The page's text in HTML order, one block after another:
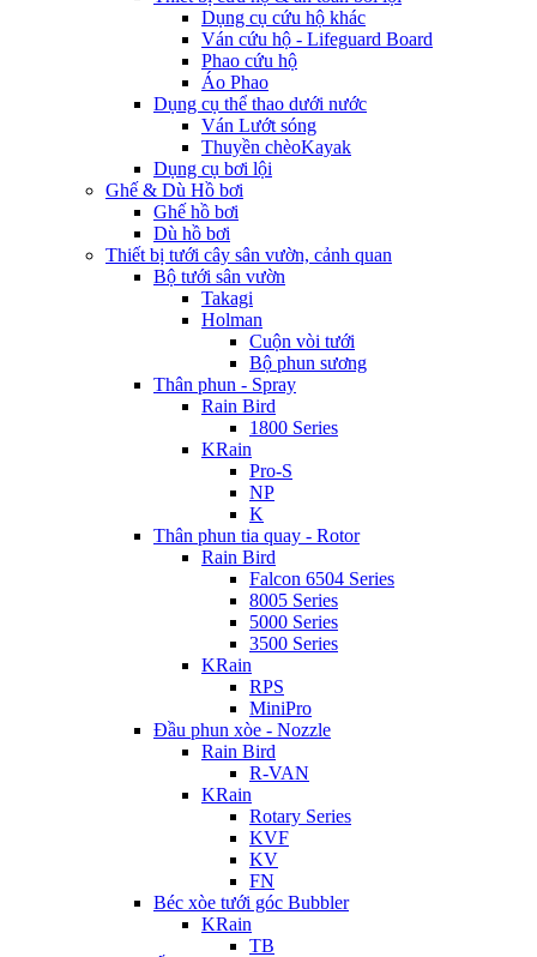
Dụng cụ cứu hộ khác
Ván cứu hộ - Lifeguard Board
Phao cứu hộ
Áo Phao
Dụng cụ thể thao dưới nước
Ván Lướt sóng
Thuyền chèoKayak
Dụng cụ bơi lội
Ghế & Dù Hồ bơi
Ghế hồ bơi
Dù hồ bơi
Thiết bị tưới cây sân vườn, cảnh quan
Bộ tưới sân vườn
Takagi
Holman
Cuộn vòi tưới
Bộ phun sương
Thân phun - Spray
Rain Bird
1800 Series
KRain
Pro-S
NP
K
Thân phun tia quay - Rotor
Rain Bird
Falcon 6504 Series
8005 Series
5000 Series
3500 Series
KRain
RPS
MiniPro
Đầu phun xòe - Nozzle
Rain Bird
R-VAN
KRain
Rotary Series
KVF
KV
FN
Béc xòe tưới góc Bubbler
KRain
TB